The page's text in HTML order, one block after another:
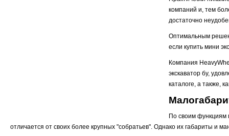
компаний и, тем
достаточно
Оптимальным
если купить мини
Компания
экскаватор бу,
каталоге, а также,
По своим функциям
отличается от своих более крупных "собратьев". Однако их габариты и